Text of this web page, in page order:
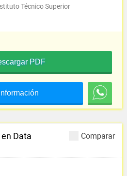
Técnico Superior
PDF
Comparar
Data